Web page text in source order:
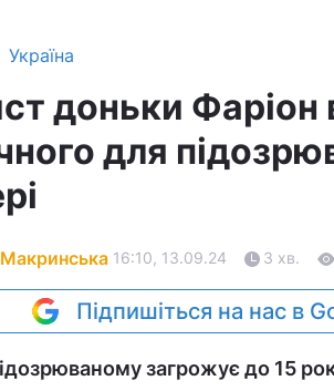
Україна
доньки Фаріон
для
Макринська 16:10, 13.09.24 3 хв.
Підпишіться на нас в
загрожує до 15